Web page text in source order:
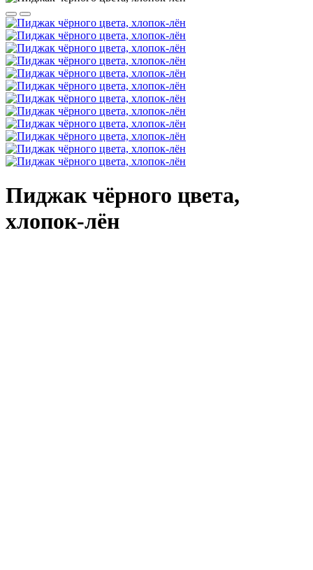
Пиджак чёрного цвета,
хлопок-лён